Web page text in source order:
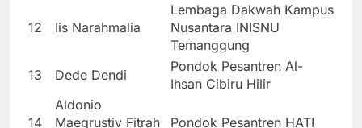
12 Iis Narahmalia
Lembaga Dakwah Kampus
Nusantara INISNU
Temanggung
13
Dede Dendi
Pondok Pesantren Al-
Ihsan Cibiru Hilir
14
Aldonio
Maegrustiv Fitrah
Pondok Pesantren HATI